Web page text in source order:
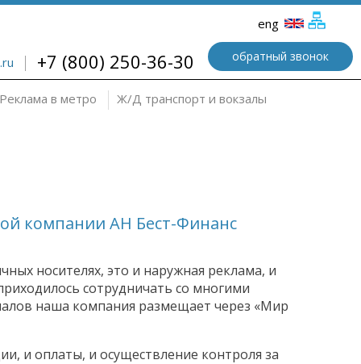
eng
обратный звонок
+7 (800) 250-36-30
в метро Ж/Д транспорт и вокзалы
компании АН Бест-Финанс
носителях, это и наружная реклама, и
сотрудничать со многими
наша компания размещает через «Мир
и оплаты, и осуществление контроля за